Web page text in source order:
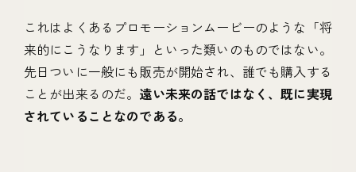
これはよくあるプロモーションムービーのような「将
来的にこうなります」といった類いのものではない。
先日ついに一般にも販売が開始され、誰でも購入する
ことが出来るのだ。 遠い未来の話ではなく、既に実現
されていることなのである。